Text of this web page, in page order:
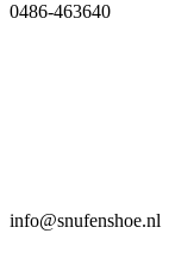
0486-463640
info@snufenshoe.nl